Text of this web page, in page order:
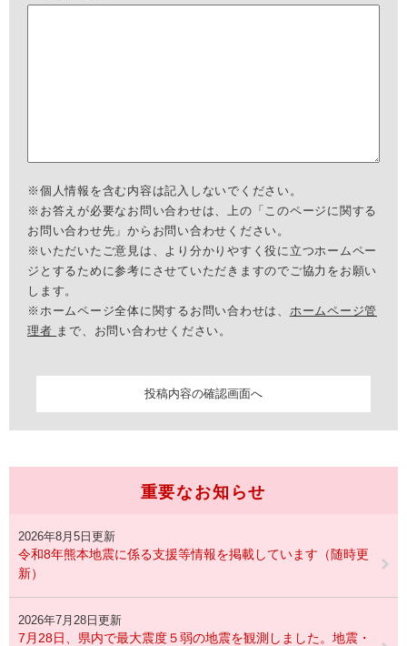
※個人情報を含む内容は記入しないでください。
※お答えが必要なお問い合わせは、上の「このページに関する
お問い合わせ先」からお問い合わせください。
※いただいたご意見は、より分かりやすく役に立つホームペー
ジとするために参考にさせていただきますのでご協力をお願い
します。
※ホームページ全体に関するお問い合わせは、 ホームページ管
理者 まで、お問い合わせください。
重要なお知らせ
2026年8月5日更新
令和8年熊本地震に係る支援等情報を掲載しています（随時更
新）
2026年7月28日更新
7月28日、県内で最大震度５弱の地震を観測しました。地震・